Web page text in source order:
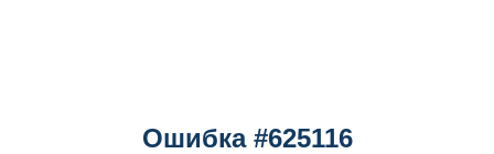
Ошибка #625116